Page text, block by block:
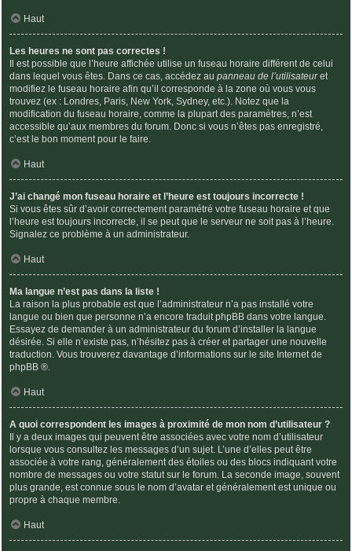
Haut
Les heures ne sont pas correctes !
Il est possible que l’heure affichée utilise un fuseau horaire différent de celui
dans lequel vous êtes. Dans ce cas, accédez au panneau de l’utilisateuret
modifiez le fuseau horaire afin qu’il corresponde à la zone où vous vous
trouvez (ex : Londres, Paris, New York, Sydney, etc.). Notez que la
modification du fuseau horaire, comme la plupart des paramètres, n’est
accessible qu’aux membres du forum. Donc si vous n’êtes pas enregistré,
c’est le bon moment pour le faire.
Haut
J’ai changé mon fuseau horaire et l’heure est toujours incorrecte !
Si vous êtes sûr d’avoir correctement paramétré votre fuseau horaire et que
l’heure est toujours incorrecte, il se peut que le serveur ne soit pas à l’heure.
Signalez ce problème à un administrateur.
Haut
Ma langue n’est pas dans la liste !
La raison la plus probable est que l’administrateur n’a pas installé votre
langue ou bien que personne n’a encore traduit phpBB dans votre langue.
Essayez de demander à un administrateur du forum d’installer la langue
désirée. Si elle n’existe pas, n’hésitez pas à créer et partager une nouvelle
traduction. Vous trouverez davantage d’informations sur le site Internet de
phpBB ®.
Haut
A quoi correspondent les images à proximité de mon nom d’utilisateur ?
Il y a deux images qui peuvent être associées avec votre nom d’utilisateur
lorsque vous consultez les messages d’un sujet. L’une d’elles peut être
associée à votre rang, généralement des étoiles ou des blocs indiquant votre
nombre de messages ou votre statut sur le forum. La seconde image, souvent
plus grande, est connue sous le nom d’avatar et généralement est unique ou
propre à chaque membre.
Haut